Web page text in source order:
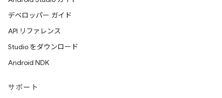
デベロッパー ガイド
API リファレンス
Studio をダウンロード
Android NDK
サポート